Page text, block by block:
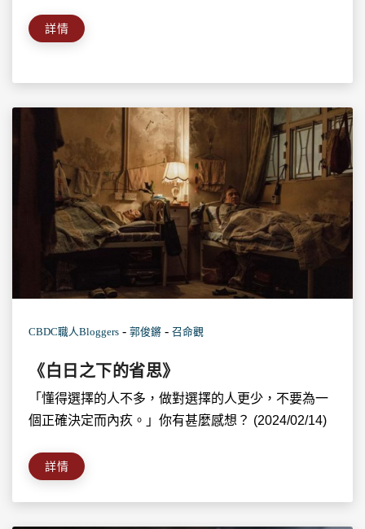
詳情
CBDC職人Bloggers - 郭俊鏘 - 召命觀
《白日之下的省思》
「懂得選擇的人不多，做對選擇的人更少，不要為一
個正確決定而內疚。」你有甚麼感想？ (2024/02/14)
詳情